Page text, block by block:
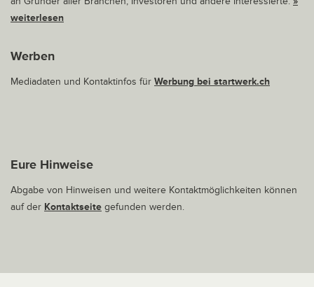
weiterlesen
Werben
Mediadaten und Kontaktinfos für Werbung bei startwerk.ch
Eure Hinweise
Abgabe von Hinweisen und weitere Kontaktmöglichkeiten können
auf der Kontaktseite gefunden werden.